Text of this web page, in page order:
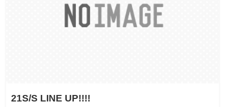
21S/S LINE UP!!!!